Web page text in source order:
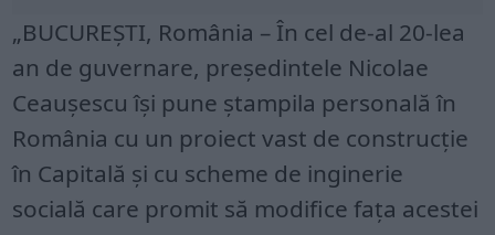
„BUCUREȘTI, România – În cel de-al 20-lea
an de guvernare, președintele Nicolae
Ceaușescu își pune ștampila personală în
România cu un proiect vast de construcție
în Capitală și cu scheme de inginerie
socială care promit să modifice fața acestei